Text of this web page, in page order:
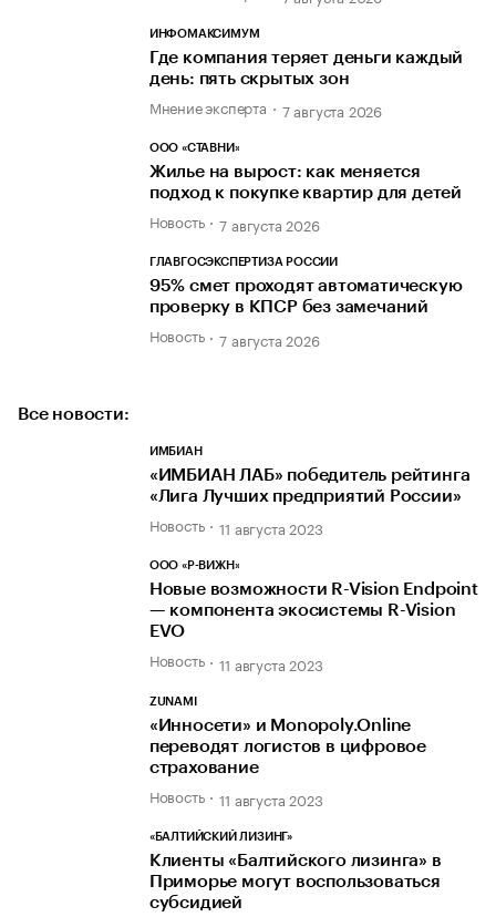
ИНФОМАКСИМУМ
Где компания теряет деньги каждый
день: пять скрытых зон
Мнение эксперта 7 августа 2026
ООО «СТАВНИ»
Жилье на вырост: как меняется
подход к покупке квартир для детей
Новость 7 августа 2026
ГЛАВГОСЭКСПЕРТИЗА РОССИИ
95% смет проходят автоматическую
проверку в КПСР без замечаний
Новость 7 августа 2026
Все новости:
ИМБИАН
«ИМБИАН ЛАБ» победитель рейтинга
«Лига Лучших предприятий России»
Новость 11 августа 2023
ООО «Р-ВИЖН»
Новые возможности R-Vision Endpoint
— компонента экосистемы R-Vision
EVO
Новость 11 августа 2023
ZUNAMI
«Инносети» и Monopoly.Online
переводят логистов в цифровое
страхование
Новость 11 августа 2023
«БАЛТИЙСКИЙ ЛИЗИНГ»
Клиенты «Балтийского лизинга» в
Приморье могут воспользоваться
субсидией